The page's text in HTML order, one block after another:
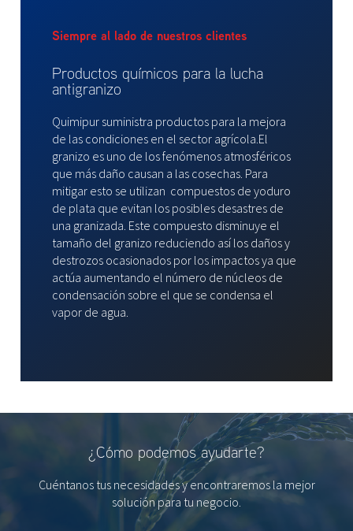
Siempre al lado de nuestros clientes
Productos químicos para la lucha
antigranizo
Quimipur suministra productos para la mejora
de las condiciones en el sector agrícola.El
granizo es uno de los fenómenos atmosféricos
que más daño causan a las cosechas. Para
mitigar esto se utilizan compuestos de yoduro
de plata que evitan los posibles desastres de
una granizada. Este compuesto disminuye el
tamaño del granizo reduciendo así los daños y
destrozos ocasionados por los impactos ya que
actúa aumentando el número de núcleos de
condensación sobre el que se condensa el
vapor de agua.
¿Cómo podemos ayudarte?
Cuéntanos tus necesidades y encontraremos la mejor
solución para tu negocio.